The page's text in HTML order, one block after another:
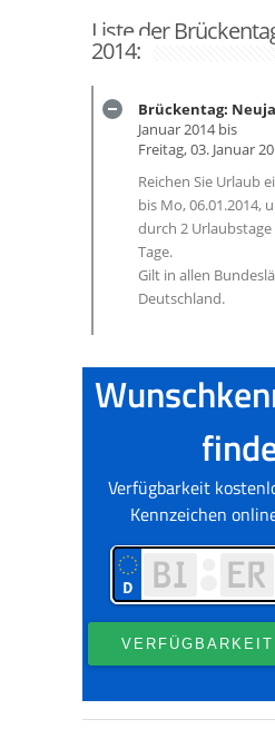
Liste der
2014:
Brückentag:
Januar 2014 bis
Freitag, 03. Januar
Reichen Sie Urlaub
bis Mo, 06.01.2014,
durch 2
Tage.
Gilt in allen
Deutschland.